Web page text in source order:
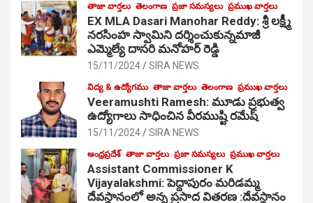
తాజా వార్తలు తెలంగాణ ప్రజా సమస్యలు ప్రముఖ వార్తలు
EX MLA Dasari Manohar Reddy: శ్రీ లక్ష్మీ
నరసింహ స్వామిని దర్శించుకున్నమాజీ
ఎమ్మెల్యే దాసరి మనోహర్ రెడ్డి
15/11/2024 SIRA NEWS
విద్య & ఉద్యోగము తాజా వార్తలు తెలంగాణ ప్రముఖ వార్తలు
Veeramushti Ramesh: మూడు ప్రభుత్వ
ఉద్యోగాలు సాధించిన వీరముష్టి రమేష్
15/11/2024 SIRA NEWS
ఆంధ్రప్రదేశ్ తాజా వార్తలు ప్రజా సమస్యలు ప్రముఖ వార్తలు
Assistant Commissioner K
Vijayalakshmi: పెద్దాపురం మరిడమ్మ
దేవస్థానంలో అన్న ప్రసాద వితరణ :దేవస్థానం